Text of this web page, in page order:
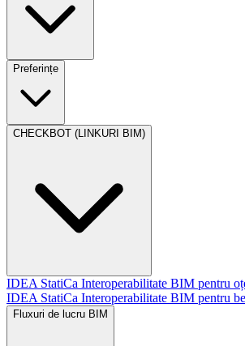
Preferințe
CHECKBOT (LINKURI BIM)
IDEA StatiCa Interoperabilitate BIM pentru
IDEA StatiCa Interoperabilitate BIM pentru
Fluxuri de lucru BIM